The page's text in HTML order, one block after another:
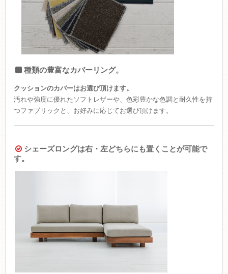
種類の豊富なカバーリング。
クッションのカバーはお選び頂けます。
汚れや強度に優れたソフトレザーや、色彩豊かな色調と耐久性を持
つファブリックと、お好みに応じてお選び頂けます。
シェーズロングは右・左どちらにも置くことが可能で
す。